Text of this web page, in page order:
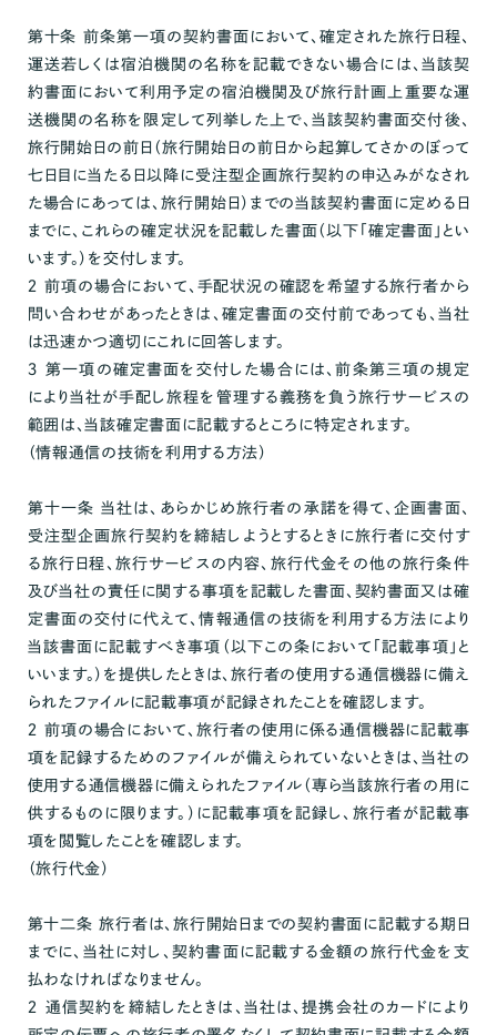
第十条 前条第一項の契約書面において、確定された旅行日程、
運送若しくは宿泊機関の名称を記載できない場合には、当該契
約書面において利用予定の宿泊機関及び旅行計画上重要な運
送機関の名称を限定して列挙した上で、当該契約書面交付後、
旅行開始日の前日（旅行開始日の前日から起算してさかのぼって
七日目に当たる日以降に受注型企画旅行契約の申込みがなされ
た場合にあっては、旅行開始日）までの当該契約書面に定める日
までに、これらの確定状況を記載した書面（以下「確定書面」とい
います。）を交付します。
２ 前項の場合において、手配状況の確認を希望する旅行者から
問い合わせがあったときは、確定書面の交付前であっても、当社
は迅速かつ適切にこれに回答します。
３ 第一項の確定書面を交付した場合には、前条第三項の規定
により当社が手配し旅程を管理する義務を負う旅行サービスの
範囲は、当該確定書面に記載するところに特定されます。
（情報通信の技術を利用する方法）
第十一条 当社は、あらかじめ旅行者の承諾を得て、企画書面、
受注型企画旅行契約を締結しようとするときに旅行者に交付す
る旅行日程、旅行サービスの内容、旅行代金その他の旅行条件
及び当社の責任に関する事項を記載した書面、契約書面又は確
定書面の交付に代えて、情報通信の技術を利用する方法により
当該書面に記載すべき事項（以下この条において「記載事項」と
いいます。）を提供したときは、旅行者の使用する通信機器に備え
られたファイルに記載事項が記録されたことを確認します。
２ 前項の場合において、旅行者の使用に係る通信機器に記載事
項を記録するためのファイルが備えられていないときは、当社の
使用する通信機器に備えられたファイル（専ら当該旅行者の用に
供するものに限ります。）に記載事項を記録し、旅行者が記載事
項を閲覧したことを確認します。
（旅行代金）
第十二条 旅行者は、旅行開始日までの契約書面に記載する期日
までに、当社に対し、契約書面に記載する金額の旅行代金を支
払わなければなりません。
２ 通信契約を締結したときは、当社は、提携会社のカードにより